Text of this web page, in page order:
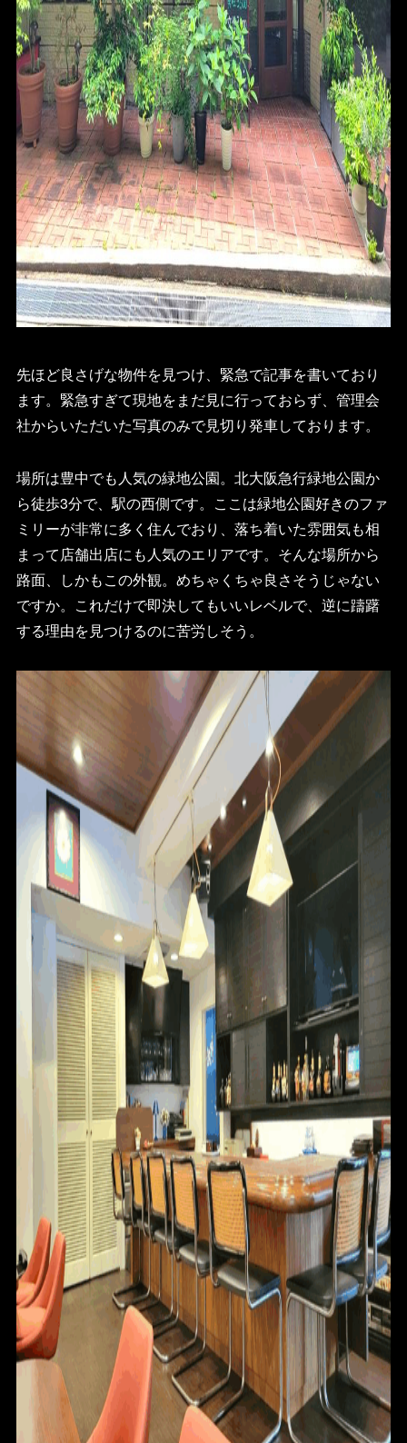
先ほど良さげな物件を見つけ、緊急で記事を書いており
ます。緊急すぎて現地をまだ見に行っておらず、管理会
社からいただいた写真のみで見切り発車しております。
場所は豊中でも人気の緑地公園。北大阪急行緑地公園か
ら徒歩3分で、駅の西側です。ここは緑地公園好きのファ
ミリーが非常に多く住んでおり、落ち着いた雰囲気も相
まって店舗出店にも人気のエリアです。そんな場所から
路面、しかもこの外観。めちゃくちゃ良さそうじゃない
ですか。これだけで即決してもいいレベルで、逆に躊躇
する理由を見つけるのに苦労しそう。